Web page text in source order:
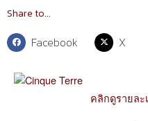
Share to...
Facebook X
คลิกดูรายละ